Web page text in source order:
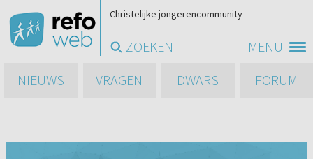
MENU
Christelijke jongerencommunity
ZOEKEN
NIEUWS
VRAGEN DWARS FORUM